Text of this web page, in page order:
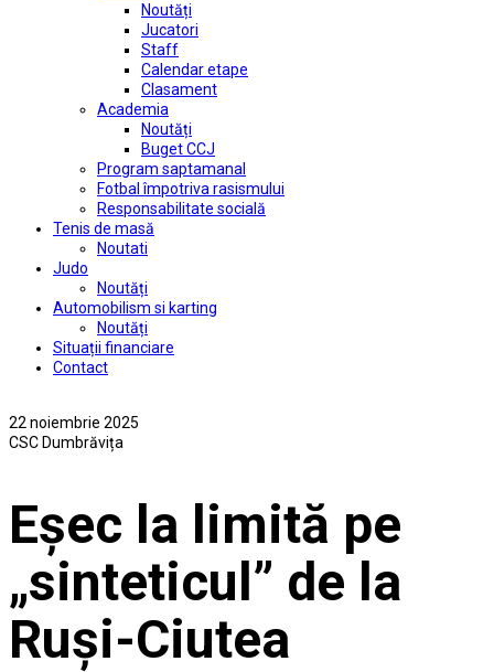
Noutăți
Jucatori
Staff
Calendar etape
Clasament
Academia
Noutăți
Buget CCJ
Program saptamanal
Fotbal împotriva rasismului
Responsabilitate socială
Tenis de masă
Noutati
Judo
Noutăți
Automobilism si karting
Noutăți
Situații financiare
Contact
22 noiembrie 2025
CSC Dumbrăvița
Eșec la limită pe
„sinteticul” de la
Ruși-Ciutea